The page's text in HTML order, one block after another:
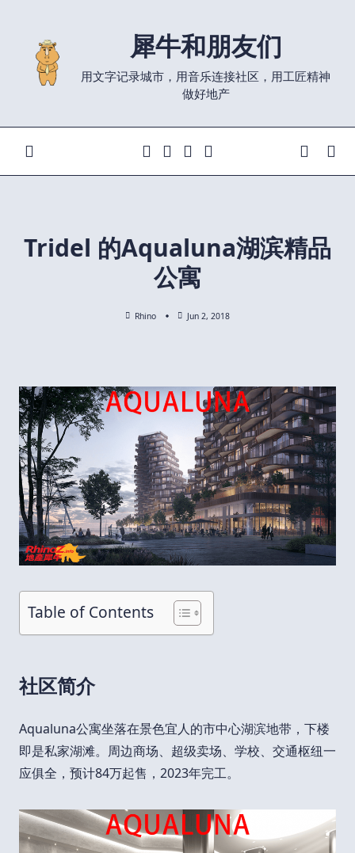
content
犀牛和朋友们
用文字记录城市，用音乐连接社区，用工匠精神
做好地产
Tridel 的Aqualuna湖滨精品
公寓
Rhino Jun 2, 2018
Table of Contents
社区简介
Aqualuna公寓坐落在景色宜人的市中心湖滨地带，下楼
即是私家湖滩。周边商场、超级卖场、学校、交通枢纽一
应俱全，预计84万起售，2023年完工。